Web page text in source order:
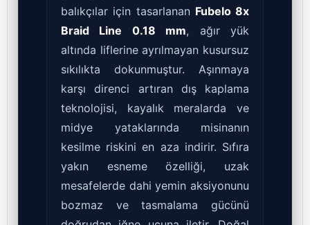
balıkçılar için tasarlanan Fubelo 8x
Braid Line 0.18 mm, ağır yük
altında liflerine ayrılmayan kusursuz
sıkılıkta dokunmuştur. Aşınmaya
karşı direnci artıran dış kaplama
teknolojisi, kayalık meralarda ve
midye yataklarında misinanın
kesilme riskini en aza indirir. Sıfıra
yakın esneme özelliği, uzak
mesafelerde dahi yemin aksiyonunu
bozmaz ve tasmalama gücünü